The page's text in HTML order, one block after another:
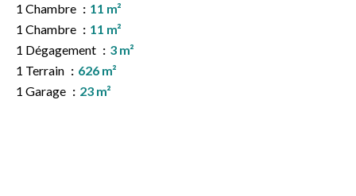
1 Chambre
11 m²
1 Chambre
11 m²
1 Dégagement
3 m²
1 Terrain
626 m²
1 Garage
23 m²